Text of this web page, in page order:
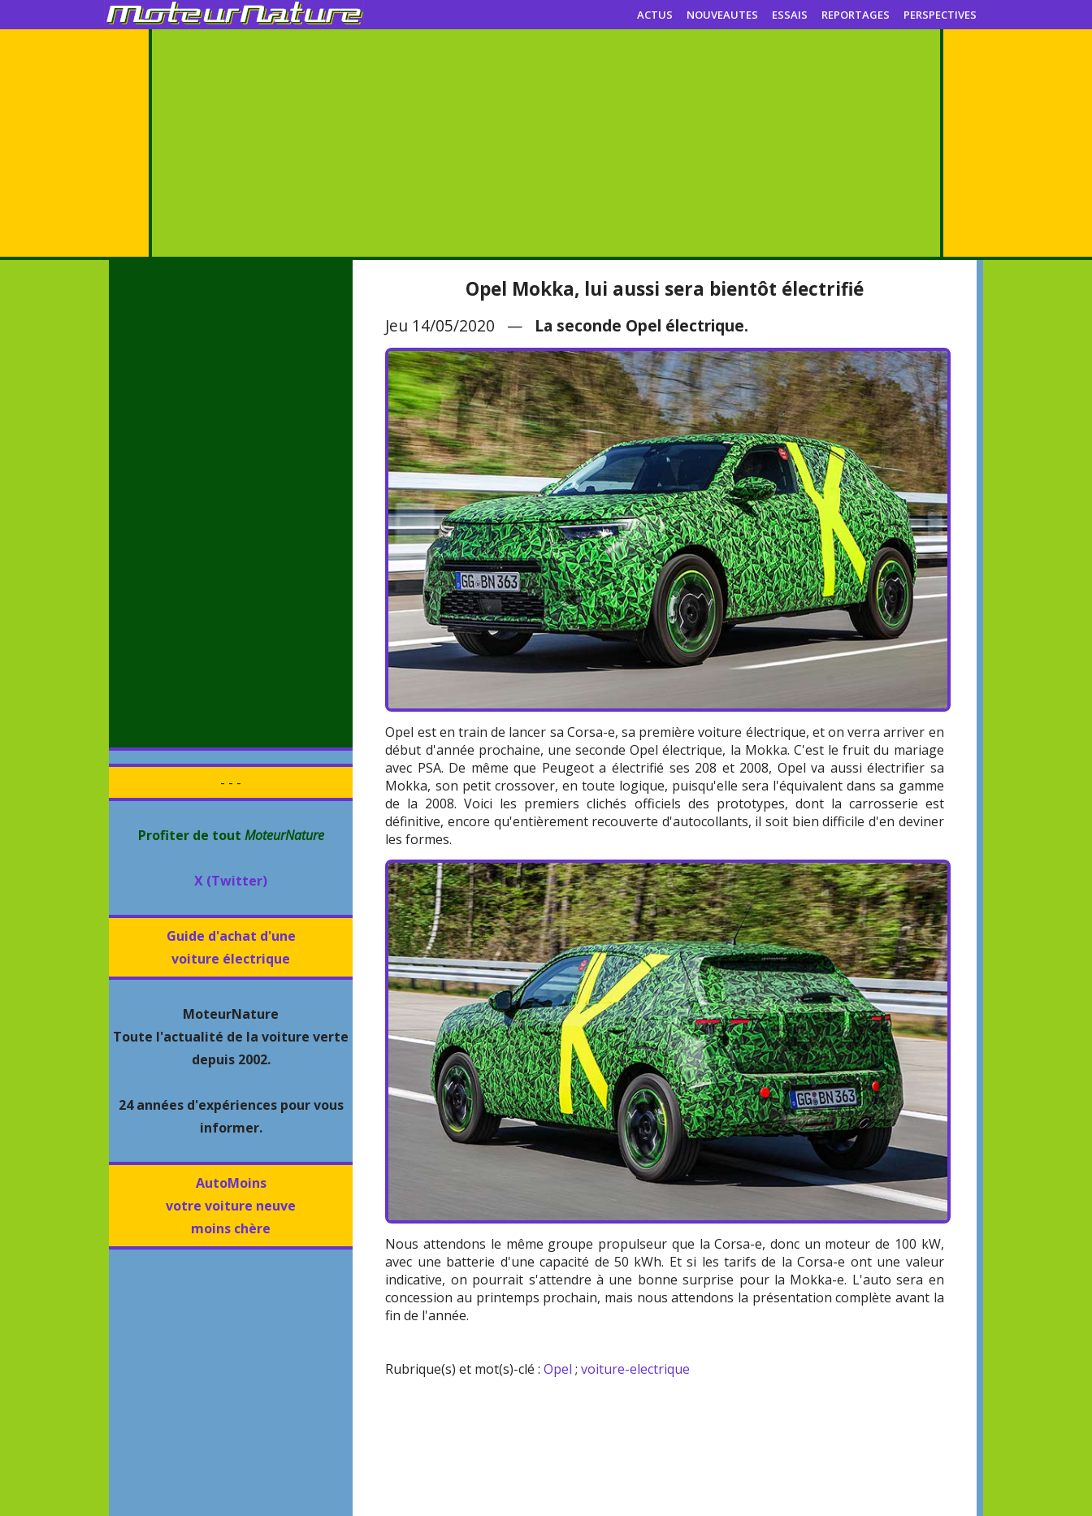
ACTUS NOUVEAUTES ESSAIS REPORTAGES PERSPECTIVES
- - -
Profiter de tout MoteurNature
X (Twitter)
Guide d'achat d'une
voiture électrique
MoteurNature
Toute l'actualité de la voiture verte
depuis 2002.
24 années d'expériences pour vous
informer.
AutoMoins
votre voiture neuve
moins chère
Opel Mokka, lui aussi sera bientôt électrifié
Jeu 14/05/2020 — La seconde Opel électrique.
Opel est en train de lancer sa Corsa-e, sa première voiture électrique, et on verra arriver en
début d'année prochaine, une seconde Opel électrique, la Mokka. C'est le fruit du mariage
avec PSA. De même que Peugeot a électrifié ses 208 et 2008, Opel va aussi électrifier sa
Mokka, son petit crossover, en toute logique, puisqu'elle sera l'équivalent dans sa gamme
de la 2008. Voici les premiers clichés officiels des prototypes, dont la carrosserie est
définitive, encore qu'entièrement recouverte d'autocollants, il soit bien difficile d'en deviner
les formes.
Nous attendons le même groupe propulseur que la Corsa-e, donc un moteur de 100 kW,
avec une batterie d'une capacité de 50 kWh. Et si les tarifs de la Corsa-e ont une valeur
indicative, on pourrait s'attendre à une bonne surprise pour la Mokka-e. L'auto sera en
concession au printemps prochain, mais nous attendons la présentation complète avant la
fin de l'année.
Rubrique(s) et mot(s)-clé :Opel ;voiture-electrique